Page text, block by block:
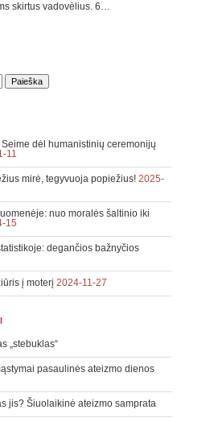
skirtus vadovėlius. 6…
dėl humanistinių ceremonijų
11
mirė, tegyvuoja popiežius! 2025-
nuo moralės šaltinio iki
15
degančios bažnyčios
į moterį 2024-11-27
„stebuklas“
pasaulinės ateizmo dienos
jis? Šiuolaikinė ateizmo samprata